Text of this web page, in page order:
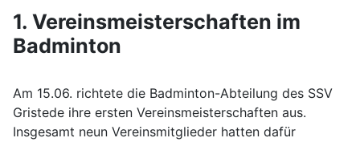
1. Vereinsmeisterschaften im
Badminton
Am 15.06. richtete die Badminton-Abteilung des SSV
Gristede ihre ersten Vereinsmeisterschaften aus.
Insgesamt neun Vereinsmitglieder hatten dafür